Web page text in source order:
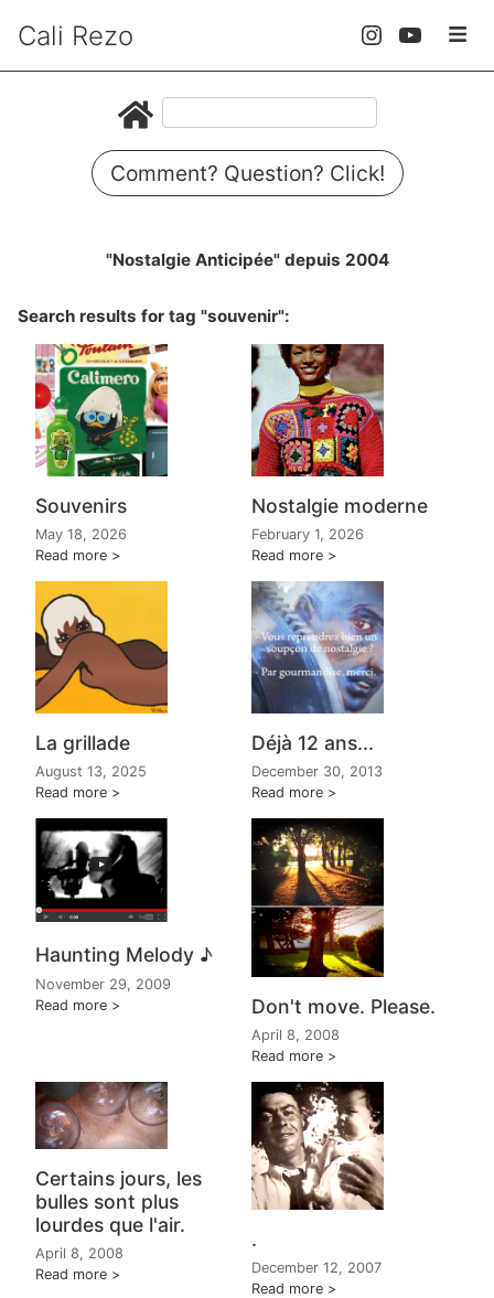
Cali Rezo
Comment? Question? Click!
"Nostalgie Anticipée" depuis 2004
Search results for tag "souvenir":
Souvenirs
May 18, 2026
Read more
Nostalgie moderne
February 1, 2026
Read more
La grillade
August 13, 2025
Read more
Déjà 12 ans...
December 30, 2013
Read more
Haunting Melody ♪
November 29, 2009
Read more
Don't move. Please.
April 8, 2008
Read more
Certains jours, les
bulles sont plus
lourdes que l'air.
April 8, 2008
Read more
.
December 12, 2007
Read more